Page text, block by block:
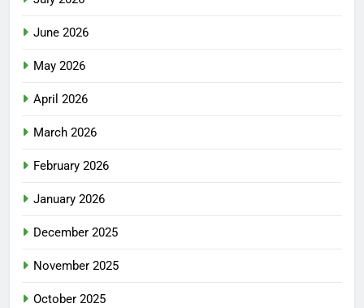
June 2026
May 2026
April 2026
March 2026
February 2026
January 2026
December 2025
November 2025
October 2025